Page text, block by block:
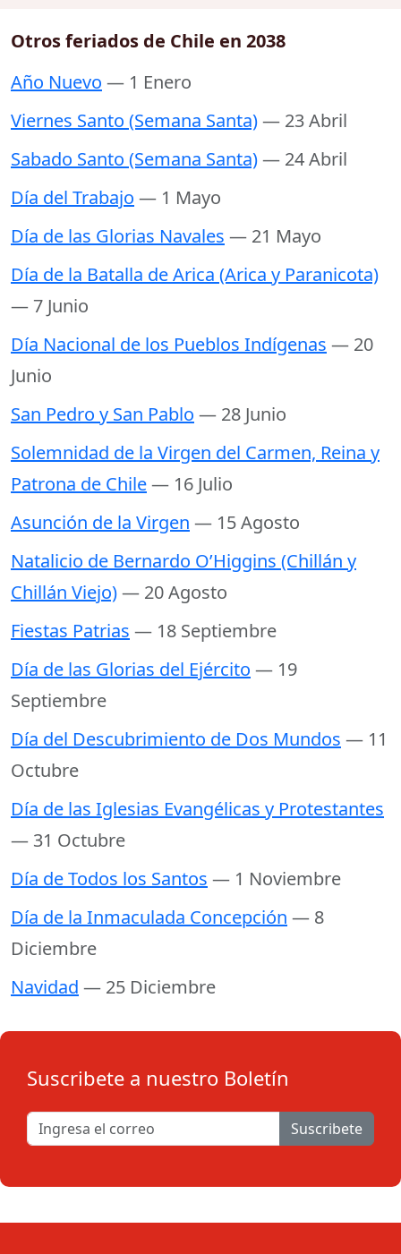
Otros feriados de Chile en 2038
Año Nuevo — 1 Enero
Viernes Santo (Semana Santa)— 23 Abril
Sabado Santo (Semana Santa)— 24 Abril
Día del Trabajo — 1 Mayo
Día de las Glorias Navales — 21 Mayo
Día de la Batalla de Arica (Arica y Paranicota)
— 7 Junio
Día Nacional de los Pueblos Indígenas — 20
Junio
San Pedro y San Pablo — 28 Junio
Solemnidad de la Virgen del Carmen, Reina y
Patrona de Chile— 16 Julio
Asunción de la Virgen — 15 Agosto
Natalicio de Bernardo O’Higgins (Chillán y
Chillán Viejo)— 20 Agosto
Fiestas Patrias — 18 Septiembre
Día de las Glorias del Ejército — 19
Septiembre
Día del Descubrimiento de Dos Mundos — 11
Octubre
Día de las Iglesias Evangélicas y Protestantes
— 31 Octubre
Día de Todos los Santos — 1 Noviembre
Día de la Inmaculada Concepción — 8
Diciembre
Navidad — 25 Diciembre
Suscribete a nuestro Boletín
Suscribete